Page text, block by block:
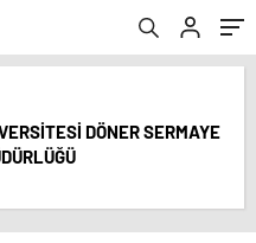
DÖNER SERMAYE